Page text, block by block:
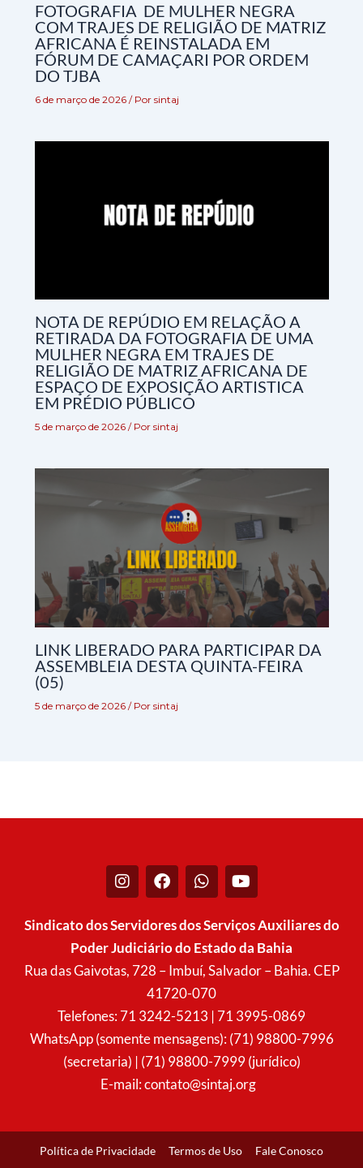
FOTOGRAFIA DE MULHER NEGRA
COM TRAJES DE RELIGIÃO DE MATRIZ
AFRICANA É REINSTALADA EM
FÓRUM DE CAMAÇARI POR ORDEM
DO TJBA
6 de março de 2026 / Por sintaj
NOTA DE REPÚDIO EM RELAÇÃO A
RETIRADA DA FOTOGRAFIA DE UMA
MULHER NEGRA EM TRAJES DE
RELIGIÃO DE MATRIZ AFRICANA DE
ESPAÇO DE EXPOSIÇÃO ARTISTICA
EM PRÉDIO PÚBLICO
5 de março de 2026 / Por sintaj
LINK LIBERADO PARA PARTICIPAR DA
ASSEMBLEIA DESTA QUINTA-FEIRA
(05)
5 de março de 2026 / Por sintaj
I
n
t
g
r
F
a
e
b
o
o
k
W
h
t
a
p
p
Y
o
t
u
b
e
Sindicato dos Servidores dos Serviços Auxiliares do
Poder Judiciário do Estado da Bahia
Rua das Gaivotas, 728 – Imbuí, Salvador – Bahia. CEP
41720-070
Telefones: 71 3242-5213 | 71 3995-0869
WhatsApp (somente mensagens): (71) 98800-7996
(secretaria) | (71) 98800-7999 (jurídico)
E-mail:contato@sintaj.org
Política de Privacidade Termos de Uso Fale Conosco